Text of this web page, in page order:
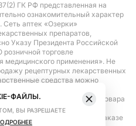
ГК РФ представленная на
ознакомительный характер
Сеть аптек «Озерки»
препаратов,
Указу Президента Российской
торговле
медицинского применения». Не
рецептурных лекарственных
средства можно
в аптеке при
врачом. Бронирование товара
выкупа заказа в
только при заказе
ФАЙЛЫ.
ВЫ РАЗРЕШАЕТЕ